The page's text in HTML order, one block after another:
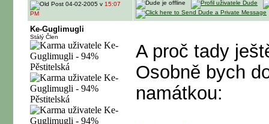
04-02-2005 v 15:07
PM
Ke-Guglimugli
Stálý Člen
A proč tady
Osobně bych
namátkou: